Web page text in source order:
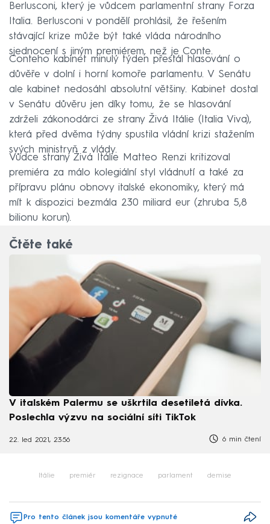
Berlusconi, který je vůdcem parlamentní strany Forza
Italia. Berlusconi v pondělí prohlásil, že řešením
stávající krize může být také vláda národního
sjednocení s jiným premiérem, než je Conte.
Conteho kabinet minulý týden přestál hlasování o
důvěře v dolní i horní komoře parlamentu. V Senátu
ale kabinet nedosáhl absolutní většiny. Kabinet dostal
v Senátu důvěru jen díky tomu, že se hlasování
zdrželi zákonodárci ze strany Živá Itálie (Italia Viva),
která před dvěma týdny spustila vládní krizi stažením
svých ministryň z vlády.
Vůdce strany Živá Itálie Matteo Renzi kritizoval
premiéra za málo kolegiální styl vládnutí a také za
přípravu plánu obnovy italské ekonomiky, který má
mít k dispozici bezmála 230 miliard eur (zhruba 5,8
bilionu korun).
Čtěte také
V italském Palermu se uškrtila desetiletá dívka.
Poslechla výzvu na sociální síti TikTok
22. led 2021, 23:56 6 min čtení
Itálie premiér rezignace parlament demise
Pro tento článek jsou komentáře vypnuté